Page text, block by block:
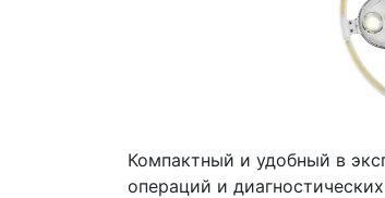
Компактный и удобный в
операций и